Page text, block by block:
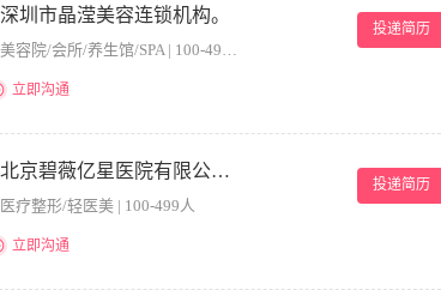
4、有极强的宏观控制能力、组织协调能力和团队建议能力； 5、
深圳市晶滢美容连锁机构。
投递简历
立即沟通
力，对皮肤项目及微整形项目熟知 5、语言表达能力好，头脑灵活，
售计划并辅助门店医护完成销售业绩: 3、协助公司组织员工参加相关
交付的其他工作
北京碧薇亿星医院有限公司。
医疗整形/轻医美 | 100-499人
投递简历
立即沟通